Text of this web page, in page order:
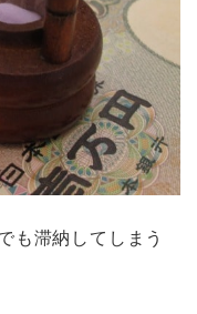
も滞納してしまう